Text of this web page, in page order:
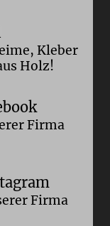
Kleber
Holz!
Firma
Firma